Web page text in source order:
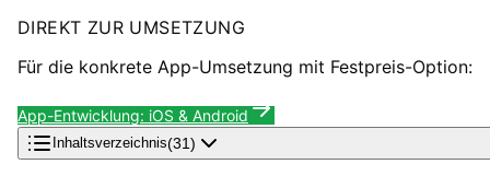
DIREKT ZUR UMSETZUNG
Für die konkrete App-Umsetzung mit Festpreis-Option:
App-Entwicklung: iOS & Android
Inhaltsverzeichnis(31)